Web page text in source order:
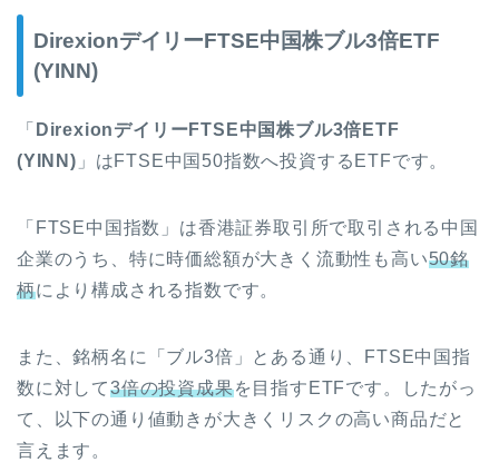
DirexionデイリーFTSE中国株ブル3倍ETF
(YINN)
「 DirexionデイリーFTSE中国株ブル3倍ETF
(YINN) 」はFTSE中国50指数へ投資するETFです。
「FTSE中国指数」は香港証券取引所で取引される中国
企業のうち、特に時価総額が大きく流動性も高い50銘
柄により構成される指数です。
また、銘柄名に「ブル3倍」とある通り、FTSE中国指
数に対して3倍の投資成果を目指すETFです。したがっ
て、以下の通り値動きが大きくリスクの高い商品だと
言えます。